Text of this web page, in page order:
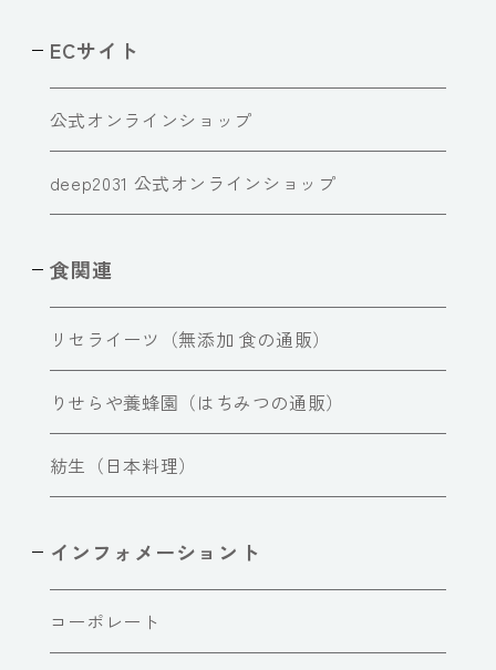
ECサイト
公式オンラインショップ
deep2031 公式オンラインショップ
食関連
リセライーツ（無添加 食の通販）
りせらや養蜂園（はちみつの通販）
紡生（日本料理）
インフォメーショント
コーポレート